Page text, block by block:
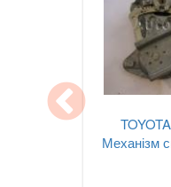
Механізм